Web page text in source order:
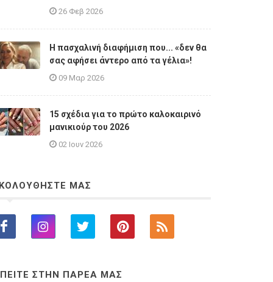
26 Φεβ 2026
Η πασχαλινή διαφήμιση που... «δεν θα
σας αφήσει άντερο από τα γέλια»!
09 Μαρ 2026
15 σχέδια για το πρώτο καλοκαιρινό
μανικιούρ του 2026
02 Ιουν 2026
ΜΑΣ
ΣΤΗΝ ΠΑΡΕΑ ΜΑΣ